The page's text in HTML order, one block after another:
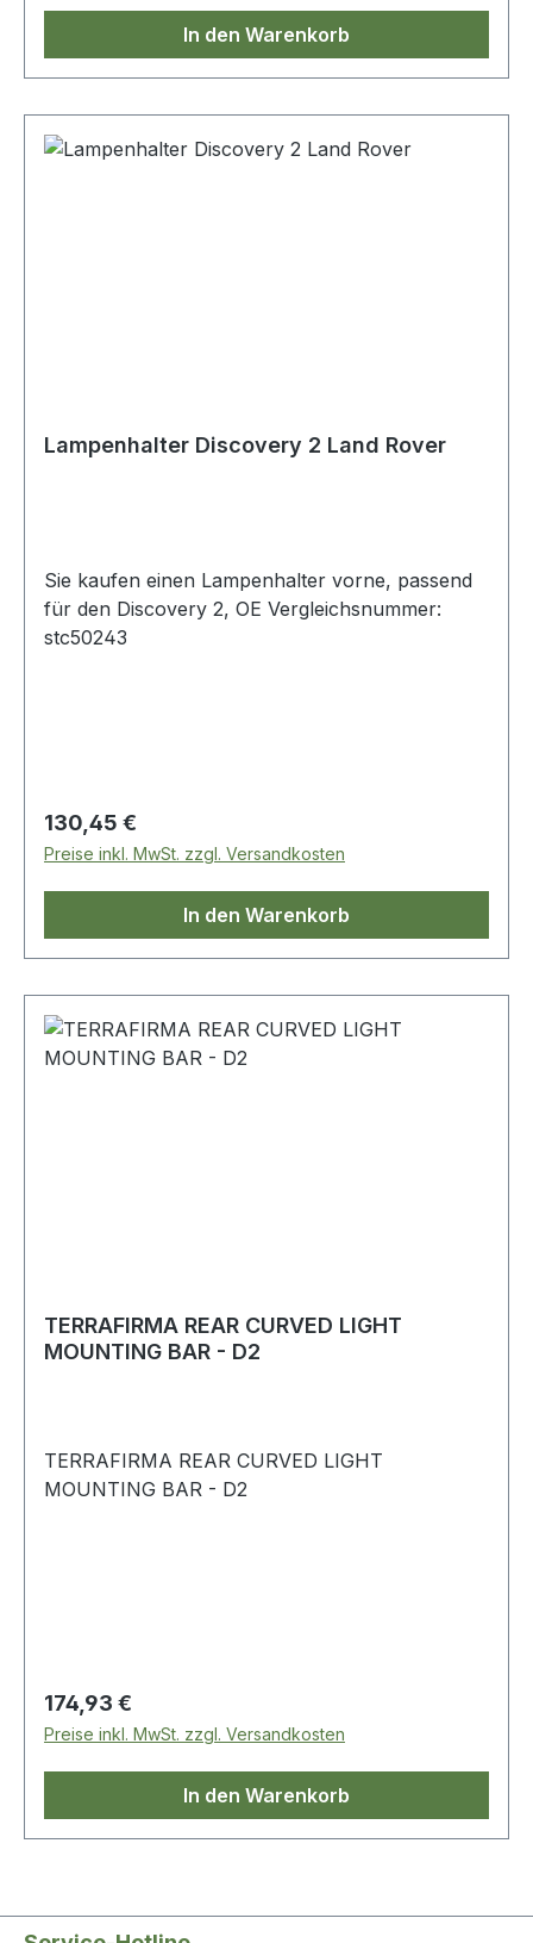
In den Warenkorb
Lampenhalter Discovery 2 Land Rover
Sie kaufen einen Lampenhalter vorne, passend
für den Discovery 2, OE Vergleichsnummer:
stc50243
Regulärer Preis:
130,45 €
Preise inkl. MwSt. zzgl. Versandkosten
In den Warenkorb
TERRAFIRMA REAR CURVED LIGHT
MOUNTING BAR - D2
TERRAFIRMA REAR CURVED LIGHT
MOUNTING BAR - D2
Regulärer Preis:
174,93 €
Preise inkl. MwSt. zzgl. Versandkosten
In den Warenkorb